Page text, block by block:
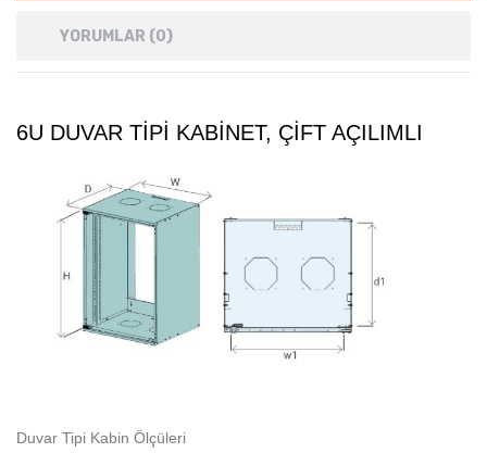
YORUMLAR (0)
6U DUVAR TIPI KABINET, ÇIFT AÇILIMLI
Duvar Tipi Kabin Ölçüleri